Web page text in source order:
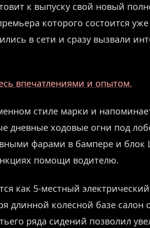
к выпуску свой новый
которого состоится
в сети и сразу вызвали
впечатлениями и опытом.
стиле марки и
дневные ходовые огни под
фарами в бампере и блок
помощи водителю.
как 5-местный
длинной колесной базе
ряда сидений позволил